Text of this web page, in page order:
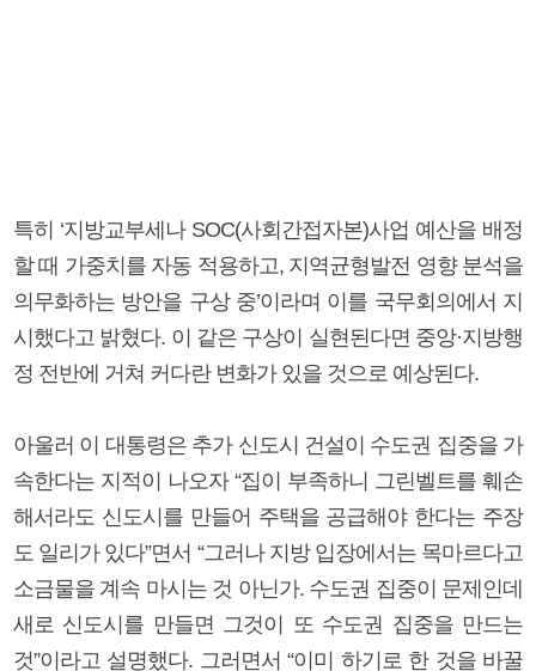
특히 ‘지방교부세나 SOC(사회간접자본)사업 예산을 배정
할 때 가중치를 자동 적용하고, 지역균형발전 영향 분석을
의무화하는 방안을 구상 중’이라며 이를 국무회의에서 지
시했다고 밝혔다. 이 같은 구상이 실현된다면 중앙·지방행
정 전반에 거쳐 커다란 변화가 있을 것으로 예상된다.
아울러 이 대통령은 추가 신도시 건설이 수도권 집중을 가
속한다는 지적이 나오자 “집이 부족하니 그린벨트를 훼손
해서라도 신도시를 만들어 주택을 공급해야 한다는 주장
도 일리가 있다”면서 “그러나 지방 입장에서는 목마르다고
소금물을 계속 마시는 것 아닌가. 수도권 집중이 문제인데
새로 신도시를 만들면 그것이 또 수도권 집중을 만드는
것”이라고 설명했다. 그러면서 “이미 하기로 한 것을 바꿀